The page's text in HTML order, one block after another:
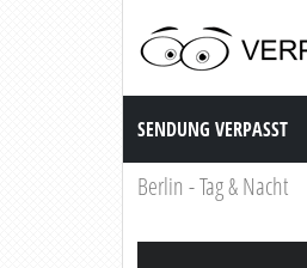
Sendung Verpasst
SENDUNG VERPASST
Berlin - Tag & Nacht